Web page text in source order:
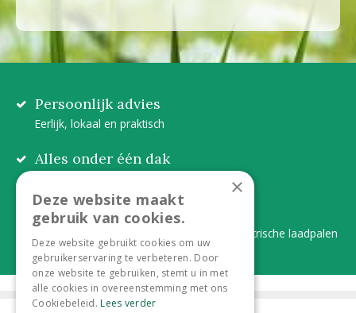
Persoonlijk advies
Eerlijk, lokaal en praktisch
Alles onder één dak
Duurzaam en dorpsgemak
Lever je statiegeldflessen bij ons in én elektrische laadpalen
×
Deze website maakt
gebruik van cookies.
Deze website gebruikt cookies om uw
gebruikerservaring te verbeteren. Door
onze website te gebruiken, stemt u in met
alle cookies in overeenstemming met ons
Cookiebeleid. Lees verder